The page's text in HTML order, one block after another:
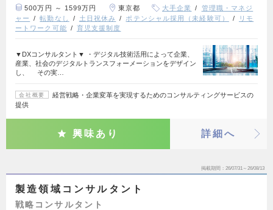
500万円 ～ 1599万円 東京都 大手企業
管理職・マネジ
ャー
転勤なし 土日祝休み ポテンシャル採用（未経験可）
リモ
ートワーク可能
育児支援制度
▼DXコンサルタント▼ ・デジタル技術活用によって企業、
産業、社会のデジタルトランスフォーメーションをデザイン
し、 その実…
会社概要
経営戦略・企業変革を実現するためのコンサルティングサービスの
提供
興味あり 詳細へ
掲載期間 26/07/31～26/08/13
製造領域コンサルタント
戦略コンサルタント